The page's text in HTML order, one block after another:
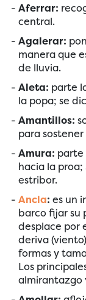
Aferrar:
central.
Agalerar:
manera que
de lluvia.
Aleta: parte
la popa; se
Amantillos:
para
Amura: parte
hacia la
estribor.
Ancla: es un
barco fijar su
desplace por
deriva
formas y
Los
almirantazgo